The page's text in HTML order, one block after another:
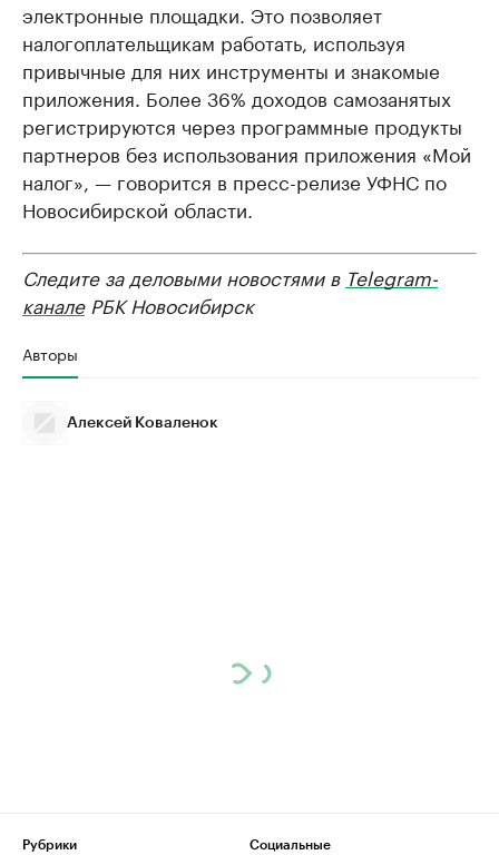
электронные площадки. Это позволяет
налогоплательщикам работать, используя
привычные для них инструменты и знакомые
приложения. Более 36% доходов самозанятых
регистрируются через программные продукты
партнеров без использования приложения «Мой
налог», — говорится в пресс-релизе УФНС по
Новосибирской области.
Следите за деловыми новостями в Telegram-
каналеРБК Новосибирск
Авторы
Алексей Коваленок
Рубрики
Социальные